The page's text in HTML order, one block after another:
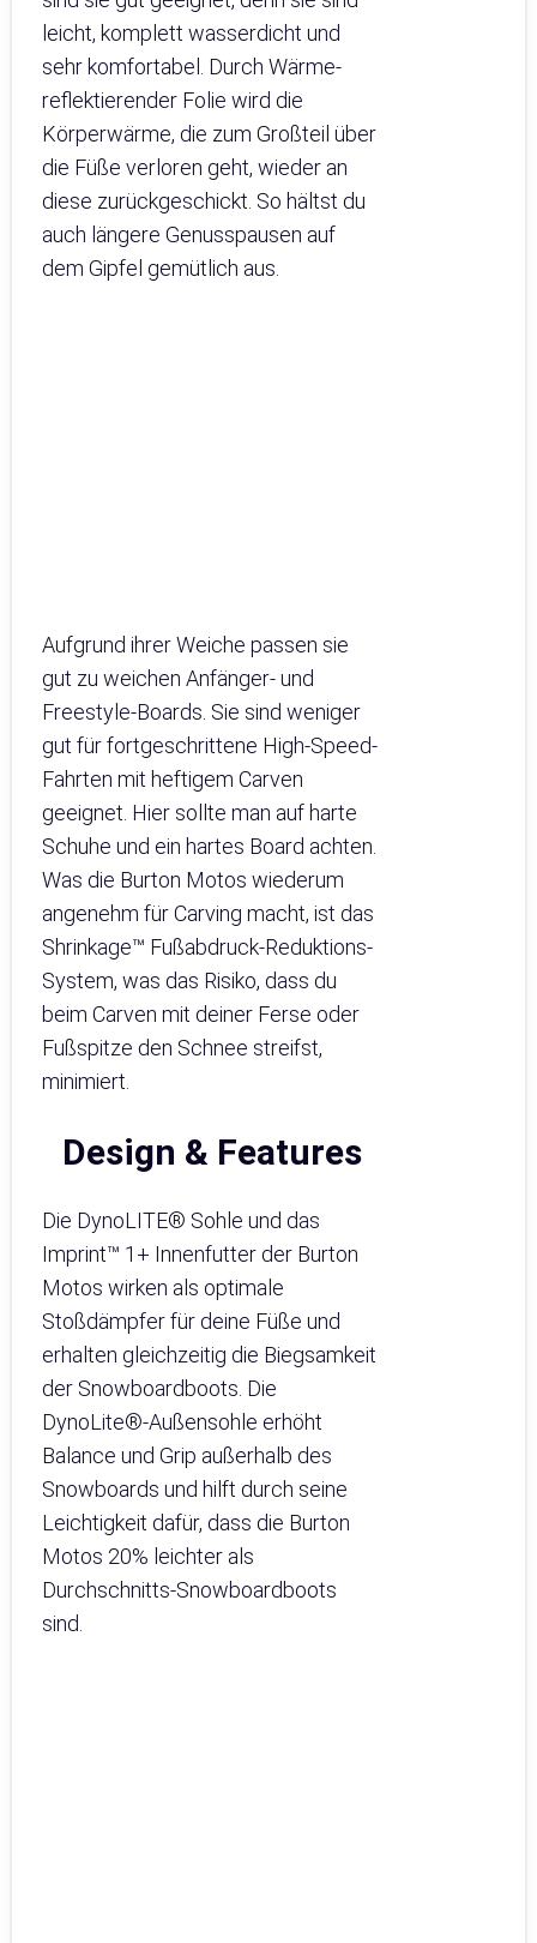
leicht, komplett wasserdicht und
sehr komfortabel. Durch Wärme-
reflektierender Folie wird die
Körperwärme, die zum Großteil über
die Füße verloren geht, wieder an
diese zurückgeschickt. So hältst du
auch längere Genusspausen auf
dem Gipfel gemütlich aus.
Aufgrund ihrer Weiche passen sie
gut zu weichen Anfänger- und
Freestyle-Boards. Sie sind weniger
gut für fortgeschrittene High-Speed-
Fahrten mit heftigem Carven
geeignet. Hier sollte man auf harte
Schuhe und ein hartes Board achten.
Was die Burton Motos wiederum
angenehm für Carving macht, ist das
Shrinkage™ Fußabdruck-Reduktions-
System, was das Risiko, dass du
beim Carven mit deiner Ferse oder
Fußspitze den Schnee streifst,
minimiert.
Design & Features
Die DynoLITE® Sohle und das
Imprint™ 1+ Innenfutter der Burton
Motos wirken als optimale
Stoßdämpfer für deine Füße und
erhalten gleichzeitig die Biegsamkeit
der Snowboardboots. Die
DynoLite®-Außensohle erhöht
Balance und Grip außerhalb des
Snowboards und hilft durch seine
Leichtigkeit dafür, dass die Burton
Motos 20% leichter als
Durchschnitts-Snowboardboots
sind.